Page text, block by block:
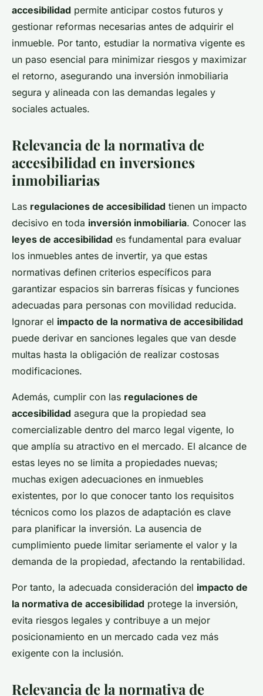
accesibilidad permite anticipar costos futuros y
gestionar reformas necesarias antes de adquirir el
inmueble. Por tanto, estudiar la normativa vigente es
un paso esencial para minimizar riesgos y maximizar
el retorno, asegurando una inversión inmobiliaria
segura y alineada con las demandas legales y
sociales actuales.
Relevancia de la normativa de
accesibilidad en inversiones
inmobiliarias
Las regulaciones de accesibilidad tienen un impacto
decisivo en toda inversión inmobiliaria. Conocer las
leyes de accesibilidad es fundamental para evaluar
los inmuebles antes de invertir, ya que estas
normativas definen criterios específicos para
garantizar espacios sin barreras físicas y funciones
adecuadas para personas con movilidad reducida.
Ignorar el impacto de la normativa de accesibilidad
puede derivar en sanciones legales que van desde
multas hasta la obligación de realizar costosas
modificaciones.
Además, cumplir con las regulaciones de
accesibilidad asegura que la propiedad sea
comercializable dentro del marco legal vigente, lo
que amplía su atractivo en el mercado. El alcance de
estas leyes no se limita a propiedades nuevas;
muchas exigen adecuaciones en inmuebles
existentes, por lo que conocer tanto los requisitos
técnicos como los plazos de adaptación es clave
para planificar la inversión. La ausencia de
cumplimiento puede limitar seriamente el valor y la
demanda de la propiedad, afectando la rentabilidad.
Por tanto, la adecuada consideración del impacto de
la normativa de accesibilidad protege la inversión,
evita riesgos legales y contribuye a un mejor
posicionamiento en un mercado cada vez más
exigente con la inclusión.
Relevancia de la normativa de